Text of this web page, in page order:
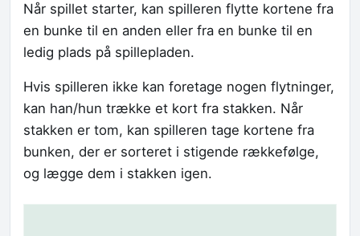
Når spillet starter, kan spilleren flytte kortene fra
en bunke til en anden eller fra en bunke til en
ledig plads på spillepladen.
Hvis spilleren ikke kan foretage nogen flytninger,
kan han/hun trække et kort fra stakken. Når
stakken er tom, kan spilleren tage kortene fra
bunken, der er sorteret i stigende rækkefølge,
og lægge dem i stakken igen.